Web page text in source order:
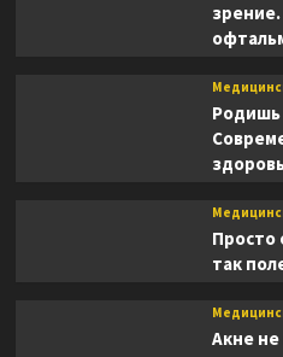
Просто
так
Акне не